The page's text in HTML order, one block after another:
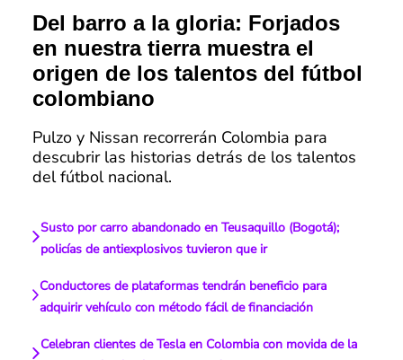
Del barro a la gloria: Forjados
en nuestra tierra muestra el
origen de los talentos del fútbol
colombiano
Pulzo y Nissan recorrerán Colombia para
descubrir las historias detrás de los talentos
del fútbol nacional.
Susto por carro abandonado en Teusaquillo (Bogotá);
policías de antiexplosivos tuvieron que ir
Conductores de plataformas tendrán beneficio para
adquirir vehículo con método fácil de financiación
Celebran clientes de Tesla en Colombia con movida de la